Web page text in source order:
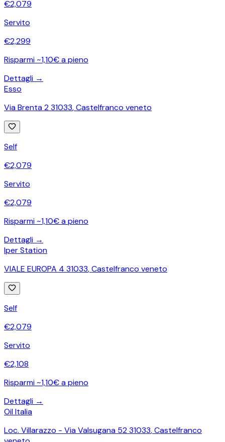
€2,079
Servito
€2,299
Risparmi ~1,10€ a pieno
Dettagli →
Esso
Via Brenta 2 31033,Castelfranco veneto
Self
€2,079
Servito
€2,079
Risparmi ~1,10€ a pieno
Dettagli →
Iper Station
VIALE EUROPA 4 31033,Castelfranco veneto
Self
€2,079
Servito
€2,108
Risparmi ~1,10€ a pieno
Dettagli →
Oil Italia
Loc. Villarazzo - Via Valsugana 52 31033,Castelfranco